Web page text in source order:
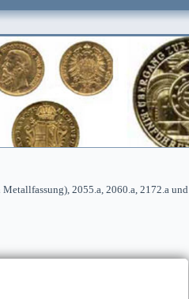
2055.a, 2060.a, 2172.a und